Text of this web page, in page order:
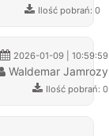
Ilość pobrań: 0
2026-01-09 | 10:59:59
Waldemar Jamrozy
Ilość pobrań: 0